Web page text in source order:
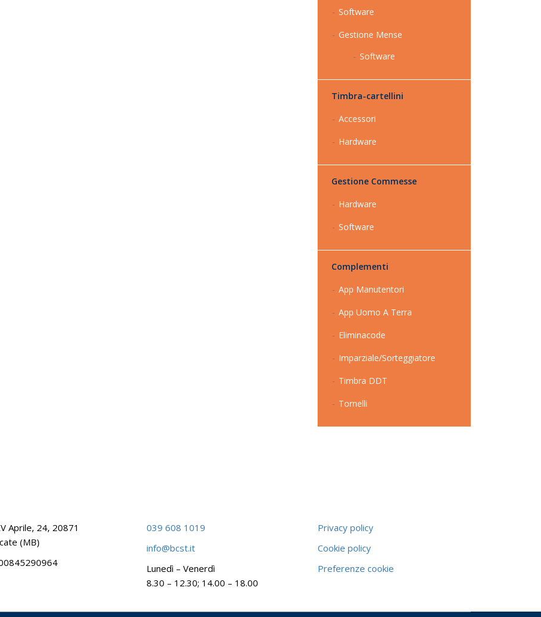
Software
Gestione Mense
Software
Timbra-cartellini
Accessori
Hardware
Gestione Commesse
Hardware
Software
Complementi
App Manutentori
App Uomo A Terra
Eliminacode
Imparziale/Sorteggiatore
Timbra DDT
Tornelli
Aprile, 24, 20871
(MB)
039 608 1019
info@bcst.it
Lunedì – Venerdì
8.30 – 12.30; 14.00 – 18.00
Privacy policy
Cookie policy
Preferenze cookie